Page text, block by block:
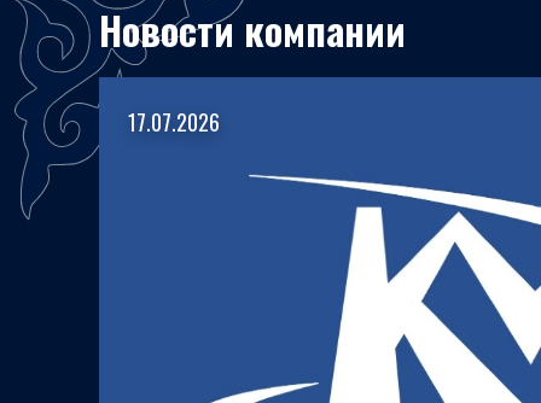
Новости компании
17.07.2026